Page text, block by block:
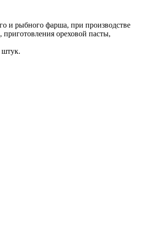
и рыбного фарша, при производстве
ореховой пасты,
штук.